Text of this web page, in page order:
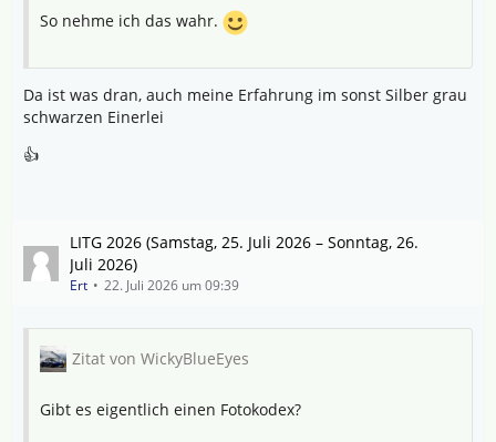
So nehme ich das wahr.
Da ist was dran, auch meine Erfahrung im sonst Silber grau
schwarzen Einerlei
👍
LITG 2026 (Samstag, 25. Juli 2026 – Sonntag, 26.
Juli 2026)
Ert 22. Juli 2026 um 09:39
Zitat von WickyBlueEyes
Gibt es eigentlich einen Fotokodex?